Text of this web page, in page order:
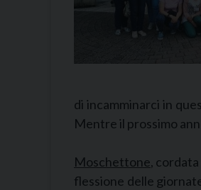
di incamminarci in
Mentre il prossimo
Moschettone,
flessione delle